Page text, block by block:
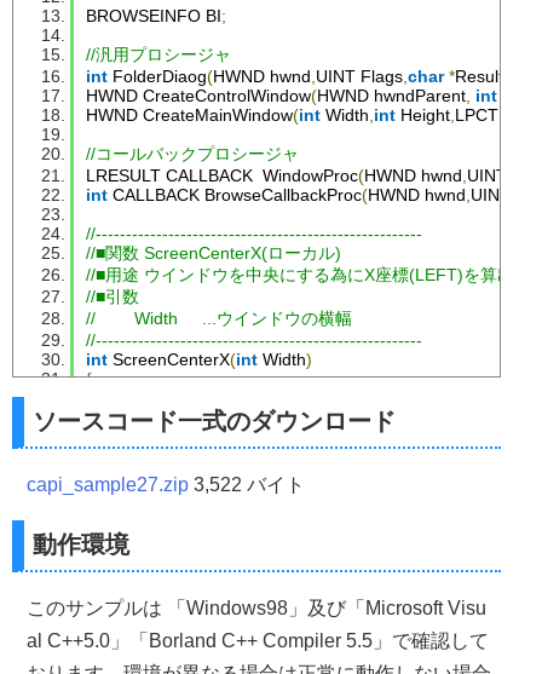
BROWSEINFO BI;
//汎用プロシージャ
int FolderDiaog(HWND hwnd,UINT Flags,char *Result
HWND CreateControlWindow(HWND hwndParent, int
HWND CreateMainWindow(int Width,int Height,LPCTSTR
//コールバックプロシージャ
LRESULT CALLBACK WindowProc(HWND hwnd,UINT
int CALLBACK BrowseCallbackProc(HWND hwnd,UINT
//------------------------------------------------------
//■関数 ScreenCenterX(ローカル)
//■用途 ウインドウを中央にする為にX座標(LEFT)を算出す
//■引数
//        Width     ...ウインドウの横幅
//------------------------------------------------------
int ScreenCenterX(int Width)
{
  X
= (GetSystemMetrics(SM_CXSCREEN
if
X< X=
}
//■関数 ScreenCenterY(ローカル)
//■用途 ウインドウを中央にする為にY座標(TOP)を算出する
//■引数
//        Height     ...ウインドウの縦幅
//------------------------------------------------------
int ScreenCenterY(int Height)
ソースコード一式のダウンロード
capi_sample27.zip 3,522 バイト
動作環境
このサンプルは 「Windows98」及び「Microsoft Visu
al C++5.0」「Borland C++ Compiler 5.5」で確認して